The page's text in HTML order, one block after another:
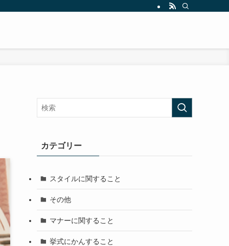
カテゴリー
スタイルに関すること
その他
マナーに関すること
挙式にかんすること